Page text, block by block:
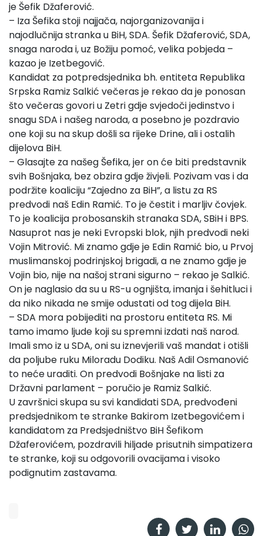
je Šefik Džaferović.
– Iza Šefika stoji najjača, najorganizovanija i
najodlučnija stranka u BiH, SDA. Šefik Džaferović, SDA,
snaga naroda i, uz Božiju pomoć, velika pobjeda –
kazao je Izetbegović.
Kandidat za potpredsjednika bh. entiteta Republika
Srpska Ramiz Salkić večeras je rekao da je ponosan
što večeras govori u Zetri gdje svjedoči jedinstvo i
snagu SDA i našeg naroda, a posebno je pozdravio
one koji su na skup došli sa rijeke Drine, ali i ostalih
dijelova BiH.
– Glasajte za našeg Šefika, jer on će biti predstavnik
svih Bošnjaka, bez obzira gdje živjeli. Pozivam vas i da
podržite koaliciju “Zajedno za BiH”, a listu za RS
predvodi naš Edin Ramić. To je čestit i marljiv čovjek.
To je koalicija probosanskih stranaka SDA, SBiH i BPS.
Nasuprot nas je neki Evropski blok, njih predvodi neki
Vojin Mitrović. Mi znamo gdje je Edin Ramić bio, u Prvoj
muslimanskoj podrinjskoj brigadi, a ne znamo gdje je
Vojin bio, nije na našoj strani sigurno – rekao je Salkić.
On je naglasio da su u RS-u ognjišta, imanja i šehitluci i
da niko nikada ne smije odustati od tog dijela BiH.
– SDA mora pobijediti na prostoru entiteta RS. Mi
tamo imamo ljude koji su spremni izdati naš narod.
Imali smo iz u SDA, oni su iznevjerili vaš mandat i otišli
da poljube ruku Miloradu Dodiku. Naš Adil Osmanović
to neće uraditi. On predvodi Bošnjake na listi za
Državni parlament – poručio je Ramiz Salkić.
U završnici skupa su svi kandidati SDA, predvođeni
predsjednikom te stranke Bakirom Izetbegovićem i
kandidatom za Predsjedništvo BiH Šefikom
Džaferovićem, pozdravili hiljade prisutnih simpatizera
te stranke, koji su odgovorili ovacijama i visoko
podignutim zastavama.